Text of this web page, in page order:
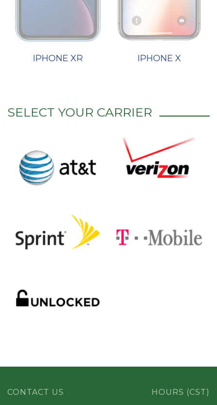
IPHONE XR IPHONE X
SELECT YOUR CARRIER
CONTACT US HOURS (CST)